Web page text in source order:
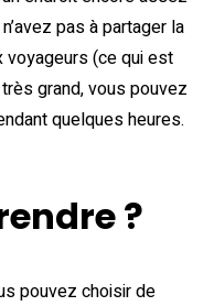
pas à partager la
voyageurs (ce qui est
grand, vous pouvez
quelques heures.
?
pouvez choisir de